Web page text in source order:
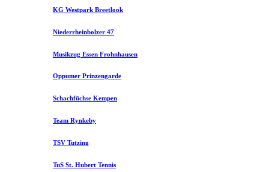
KG Westpark Breetlook
Niederrheinbolzer 47
Musikzug Essen Frohnhausen
Oppumer Prinzengarde
Schachfüchse Kempen
Team Rynkeby
TSV Tutzing
TuS St. Hubert Tennis